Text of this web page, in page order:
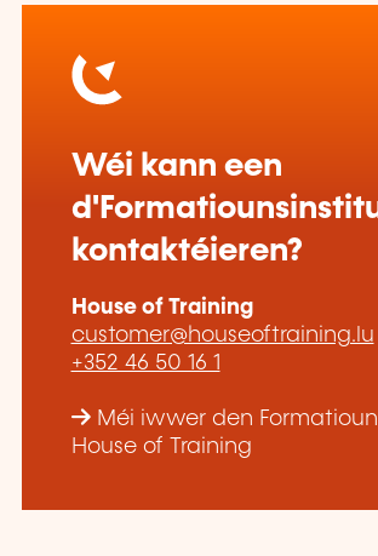
Wéi kann een
kontaktéieren?
House of Training
customer@houseoftraining.lu
+352 46 50 16 1
Méi iwwer den
House of Training